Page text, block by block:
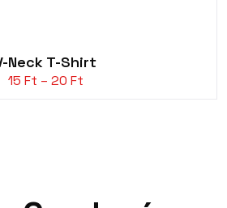
Neck T-Shirt
15 Ft – 20 FtÁrtartomány: